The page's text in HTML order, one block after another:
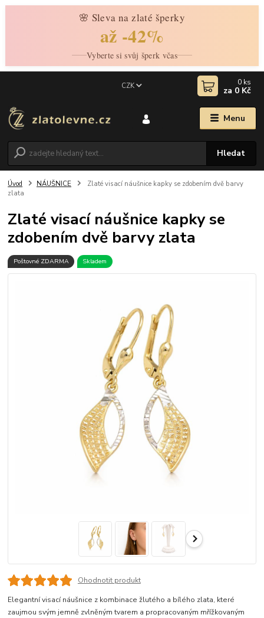
🌸 Sleva na zlaté šperky
až -42%
Vyberte si svůj šperk včas
Menu
CZK
Hledat
0 ks
za 0 Kč
Úvod NÁUŠNICE
Zlaté visací náušnice kapky se zdobením dvě barvy
zlata
Zlaté visací náušnice kapky se
zdobením dvě barvy zlata
Poštovné ZDARMA Skladem
Ohodnotit produkt
Elegantní visací náušnice z kombinace žlutého a bílého zlata, které
zaujmou svým jemně zvlněným tvarem a propracovaným mřížkovaným